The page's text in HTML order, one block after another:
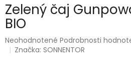
Zelený čaj
BIO
Priemerné
hodnotenie
Neohodnotené Podrobnosti
Značka:SONNENTOR